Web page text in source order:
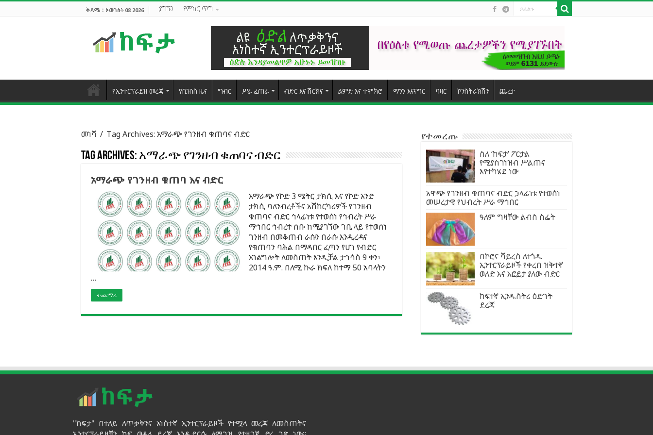
ቅዳሜ ፣ ኦውገስት 08 2026 ያግኙን የምክር ጥግ
የኢንተርፕራይዝ መረጃ የቢዝነስ ዜና ግብር ሥራ ፈጠራ ብድር እና ሽርክና ልምድ እና ተሞክሮ ማንን እናናግር ባዛር ኮንስትራክሽን ጨረታ
መነሻ / Tag Archives: አማራጭ የገንዘብ ቁጠባና ብድር
Tag Archives: አማራጭ የገንዘብ ቁጠባና ብድር
አማራጭ የገንዘብ ቁጠባ እና ብድር
አማራጭ የኮድ 3 ሜትር ታክሲ እና የኮድ አንድ
ታክሲ ባለንብረቶችና አሽከርካሪዎች የገንዘብ
ቁጠባና ብድር ኅላፊነቱ የተወሰነ የኅብረት ሥራ
ማኅበር ኅብረተ ሰቡ ከሚያገኘው ገቢ ላይ የተወሰነ
ገንዘብ በመቆጠብ ራሱን በራሱ እንዲረዳና
የቁጠባን ባሕል በማዳበር ፈጣን የሆነ የብድር
አገልግሎት ለመስጠት እንዲቻል ታኅሳስ 9 ቀን፣
2014 ዓ.ም. በለሚ ኩራ ክፍለ ከተማ 50 አባላትን
…
ተጨማሪ
የተመረጡ
ስለ ‘ከፍታ’ ፖርታል
የሚያስገነዝብ ሥልጠና
እየተካሄደ ነው
አዋጭ የገንዘብ ቁጠባና ብድር ኃላፊነቱ የተወሰነ
መሠረታዊ የህብረት ሥራ ማኅበር
ዓለም ግዛቸው ልብስ ስፌት
በኮሮና ቫይረስ ለተጎዱ
ኢንተርፕራይዞች የቀረበ ዝቅተኛ
ወለድ እና እፎይታ ያለው ብድር
ከፍተኛ ኢንዱስትሪ ዕድገት
ደረጃ
"ከፍታ" በተለይ ለጥቃቅንና አነስተኛ ኢንተርፕራይዞች የተሟላ መረጃ ለመስጠትና